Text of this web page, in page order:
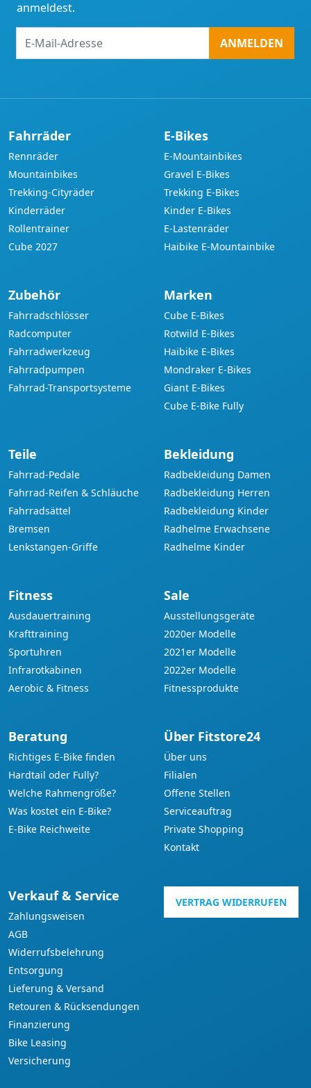
anmeldest.
Mail-
ANMELDEN
Fahrräder
Rennräder
Mountainbikes
Trekking-Cityräder
Kinderräder
Rollentrainer
Cube 2027
E-Bikes
E-Mountainbikes
Gravel E-Bikes
Trekking E-Bikes
Kinder E-Bikes
E-Lastenräder
Haibike E-Mountainbike
Zubehör
Fahrradschlösser
Radcomputer
Fahrradwerkzeug
Fahrradpumpen
Fahrrad-Transportsysteme
Marken
Cube E-Bikes
Rotwild E-Bikes
Haibike E-Bikes
Mondraker E-Bikes
Giant E-Bikes
Cube E-Bike Fully
Teile
Fahrrad-Pedale
Fahrrad-Reifen & Schläuche
Fahrradsättel
Bremsen
Lenkstangen-Griffe
Bekleidung
Radbekleidung Damen
Radbekleidung Herren
Radbekleidung Kinder
Radhelme Erwachsene
Radhelme Kinder
Fitness
Ausdauertraining
Krafttraining
Sportuhren
Infrarotkabinen
Aerobic & Fitness
Sale
Ausstellungsgeräte
2020er Modelle
2021er Modelle
2022er Modelle
Fitnessprodukte
Beratung
Richtiges E-Bike finden
Hardtail oder Fully?
Welche Rahmengröße?
Was kostet ein E-Bike?
E-Bike Reichweite
Über Fitstore24
Über uns
Filialen
Offene Stellen
Serviceauftrag
Private Shopping
Kontakt
Verkauf & Service
Zahlungsweisen
AGB
Widerrufsbelehrung
Entsorgung
Lieferung & Versand
Retouren & Rücksendungen
Finanzierung
Bike Leasing
Versicherung
VERTRAG WIDERRUFEN